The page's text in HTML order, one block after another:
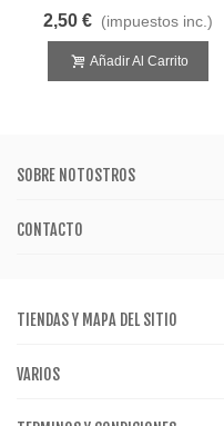
2,50 € (impuestos inc.)
Añadir Al Carrito
SOBRE NOTOSTROS
CONTACTO
TIENDAS Y MAPA DEL SITIO
VARIOS